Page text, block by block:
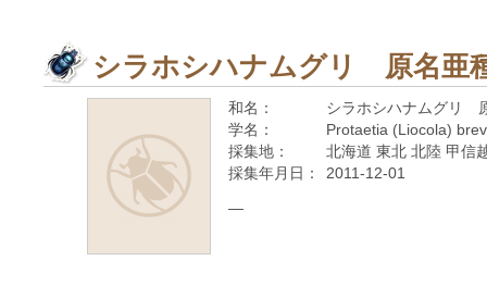
シラホシハナムグリ 原名亜
和名：
シラホシハナムグリ
学名：
Protaetia (Liocola)
採集地：
北海道 東北 北陸 甲信
採集年月日：
2011-12-01
—